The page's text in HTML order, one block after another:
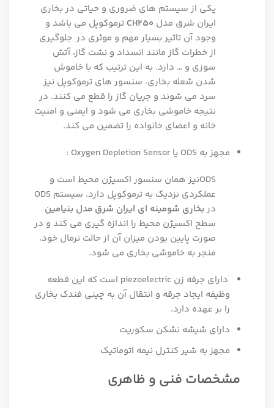
یکی از سیستم های ضروری و حیاتی در بخاری
ایران شرق مدل CH250ترموکوپل می باشد و
وجود آن تاثیر بسیار مهم و موثری در جلوگیری
از خطرات گاز مانند انسداد و نشت گاز، آتش
سوزی و … دارد. به این ترتیب که با خاموش
شدن شعله بخاری، سنسور های ترموکوپل نیز
سرد می شوند و جریان گاز را قطع می کنند. در
نتیجه خاموشی بخاری می شود و ایمنی و امنیت
خانه و اعضای خانواده را تضمین می کند.
مجهز به ODS یا Oxygen Depletion Sensor :
ODSنیز همان سنسور اکسیژن محیط است و
عملکردی نزدیک به ترموکوپل دارد. سیستم ODS
در بخاری شومینه ای ایران شرق مدل بنیامین
سطح اکسیژن محیط را اندازه گیری می کند و در
صورت پایین بودن میزان آن از حالت نرمال خود،
منجر به خاموشی بخاری می شود.
دارای جرقه زن piezoelectric است که این قطعه
وظیفه ایجاد جرقه و انتقال آن به چینی فندک بخاری
را بر عهده دارد.
دارای شیشه نشکن سکوریت
مجهز به شیر کنترل نیمه اتوماتیک
مشخصات فنی و ظاهری